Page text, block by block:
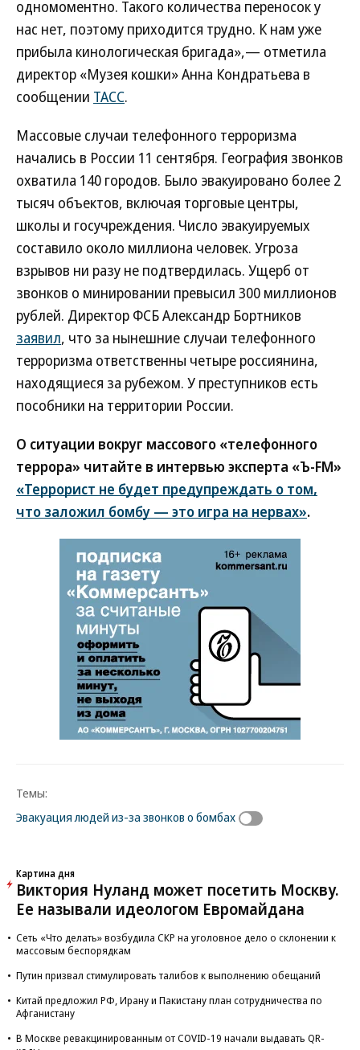
одномоментно. Такого количества переносок у
нас нет, поэтому приходится трудно. К нам уже
прибыла кинологическая бригада»,— отметила
директор «Музея кошки» Анна Кондратьева в
сообщении ТАСС.
Массовые случаи телефонного терроризма
начались в России 11 сентября. География звонков
охватила 140 городов. Было эвакуировано более 2
тысяч объектов, включая торговые центры,
школы и госучреждения. Число эвакуируемых
составило около миллиона человек. Угроза
взрывов ни разу не подтвердилась. Ущерб от
звонков о минировании превысил 300 миллионов
рублей. Директор ФСБ Александр Бортников
заявил, что за нынешние случаи телефонного
терроризма ответственны четыре россиянина,
находящиеся за рубежом. У преступников есть
пособники на территории России.
О ситуации вокруг массового «телефонного
террора» читайте в интервью эксперта «Ъ-FM»
«Террорист не будет предупреждать о том,
что заложил бомбу — это игра на нервах».
Темы:
Эвакуация людей из-за звонков о бомбах
Картина дня
Виктория Нуланд может посетить Москву.
Ее называли идеологом Евромайдана
Сеть «Что делать» возбудила СКР на уголовное дело о склонении к
массовым беспорядкам
Путин призвал стимулировать талибов к выполнению обещаний
Китай предложил РФ, Ирану и Пакистану план сотрудничества по
Афганистану
В Москве ревакцинированным от COVID-19 начали выдавать QR-